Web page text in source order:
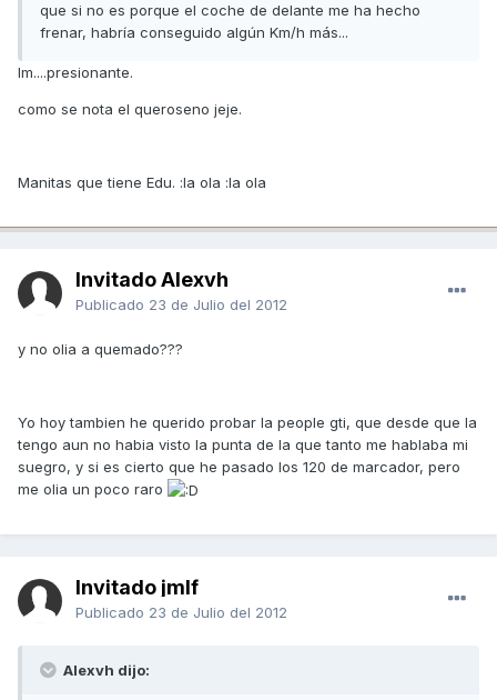
que si no es porque el coche de delante me ha hecho
frenar, habría conseguido algún Km/h más...
Im....presionante.
como se nota el queroseno jeje.
Manitas que tiene Edu. :la ola :la ola
Invitado Alexvh
Publicado 23 de Julio del 2012
y no olia a quemado???
Yo hoy tambien he querido probar la people gti, que desde que la
tengo aun no habia visto la punta de la que tanto me hablaba mi
suegro, y si es cierto que he pasado los 120 de marcador, pero
me olia un poco raro
Invitado jmlf
Publicado 23 de Julio del 2012
Alexvh dijo: